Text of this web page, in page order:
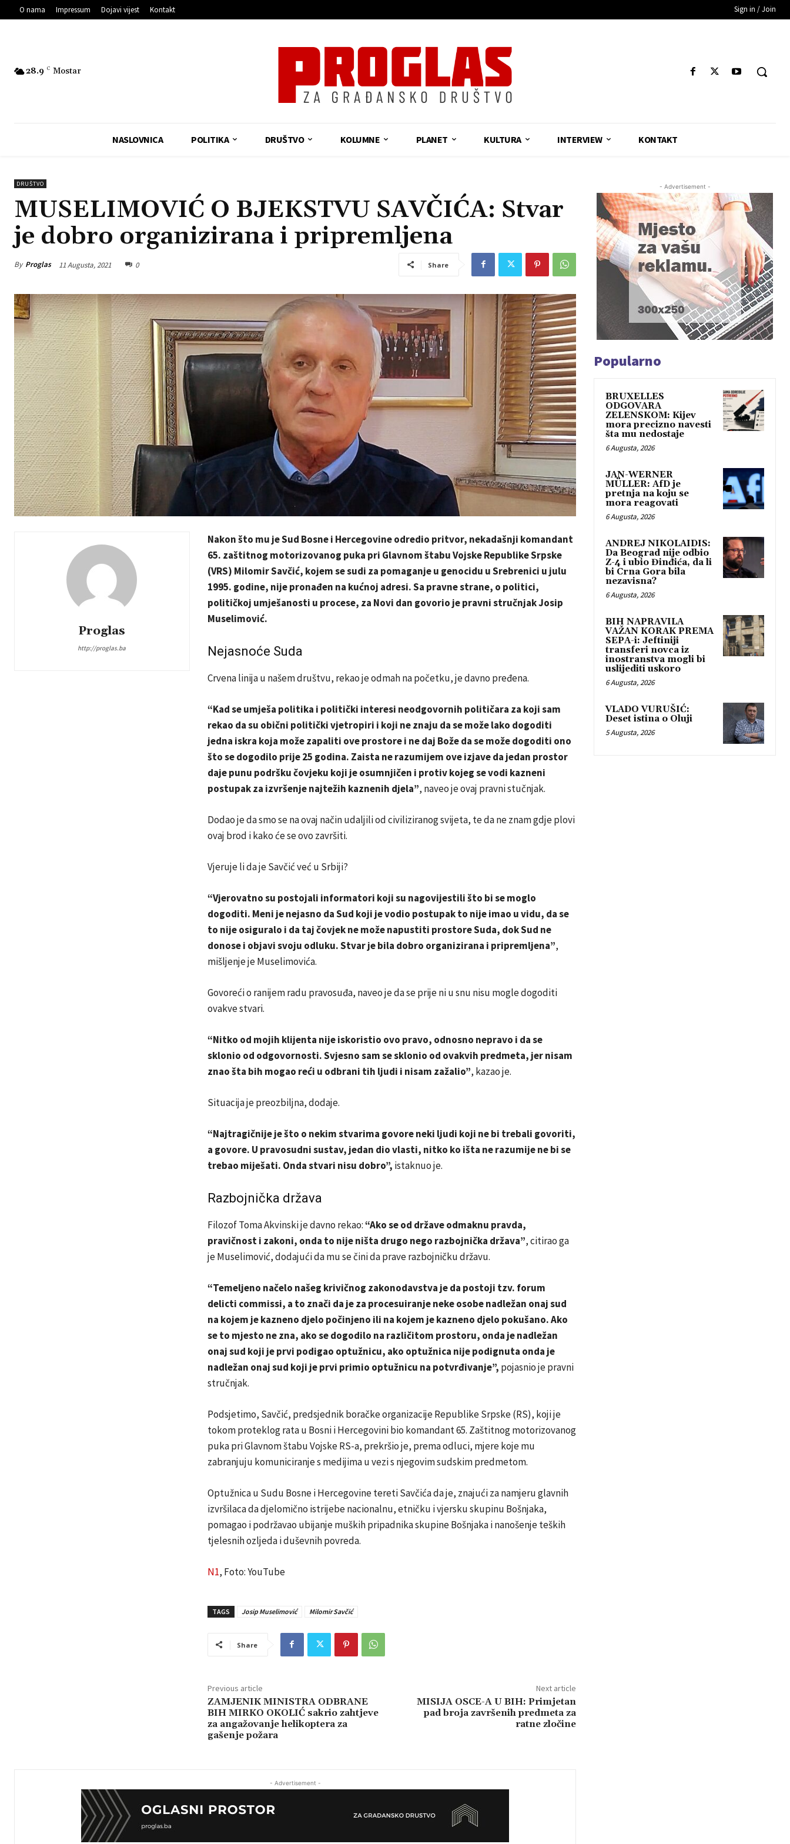
O nama Impressum Dojavi vijest Kontakt Sign in / Join
28.9 C Mostar
NASLOVNICA POLITIKA DRUŠTVO KOLUMNE PLANET KULTURA INTERVIEW KONTAKT
DRUŠTVO
MUSELIMOVIĆ O BJEKSTVU SAVČIĆA: Stvar
je dobro organizirana i pripremljena
By Proglas 11 Augusta, 2021 0 Share
Proglas
http://proglas.ba
Nakon što mu je Sud Bosne i Hercegovine odredio pritvor, nekadašnji komandant
65. zaštitnog motorizovanog puka pri Glavnom štabu Vojske Republike Srpske
(VRS) Milomir Savčić, kojem se sudi za pomaganje u genocidu u Srebrenici u julu
1995. godine, nije pronađen na kućnoj adresi. Sa pravne strane, o politici,
političkoj umješanosti u procese, za Novi dan govorio je pravni stručnjak Josip
Muselimović.
Nejasnoće Suda
Crvena linija u našem društvu, rekao je odmah na početku, je davno pređena.
“Kad se umješa politika i politički interesi neodgovornih političara za koji sam
rekao da su obični politički vjetropiri i koji ne znaju da se može lako dogoditi
jedna iskra koja može zapaliti ove prostore i ne daj Bože da se može dogoditi ono
što se dogodilo prije 25 godina. Zaista ne razumijem ove izjave da jedan prostor
daje punu podršku čovjeku koji je osumnjičen i protiv kojeg se vodi kazneni
postupak za izvršenje najtežih kaznenih djela”, naveo je ovaj pravni stučnjak.
Dodao je da smo se na ovaj način udaljili od civiliziranog svijeta, te da ne znam gdje plovi
ovaj brod i kako će se ovo završiti.
Vjeruje li da je Savčić već u Srbiji?
“Vjerovatno su postojali informatori koji su nagovijestili što bi se moglo
dogoditi. Meni je nejasno da Sud koji je vodio postupak to nije imao u vidu, da se
to nije osiguralo i da taj čovjek ne može napustiti prostore Suda, dok Sud ne
donose i objavi svoju odluku. Stvar je bila dobro organizirana i pripremljena”,
mišljenje je Muselimovića.
Govoreći o ranijem radu pravosuđa, naveo je da se prije ni u snu nisu mogle dogoditi
ovakve stvari.
“Nitko od mojih klijenta nije iskoristio ovo pravo, odnosno nepravo i da se
sklonio od odgovornosti. Svjesno sam se sklonio od ovakvih predmeta, jer nisam
znao šta bih mogao reći u odbrani tih ljudi i nisam zažalio”, kazao je.
Situacija je preozbiljna, dodaje.
“Najtragičnije je što o nekim stvarima govore neki ljudi koji ne bi trebali govoriti,
a govore. U pravosudni sustav, jedan dio vlasti, nitko ko išta ne razumije ne bi se
trebao miješati. Onda stvari nisu dobro”, istaknuo je.
Razbojnička država
Filozof Toma Akvinski je davno rekao:“Ako se od države odmaknu pravda,
pravičnost i zakoni, onda to nije ništa drugo nego razbojnička država”, citirao ga
je Muselimović, dodajući da mu se čini da prave razbojničku državu.
“Temeljeno načelo našeg krivičnog zakonodavstva je da postoji tzv. forum
delicti commissi, a to znači da je za procesuiranje neke osobe nadležan onaj sud
na kojem je kazneno djelo počinjeno ili na kojem je kazneno djelo pokušano. Ako
se to mjesto ne zna, ako se dogodilo na različitom prostoru, onda je nadležan
onaj sud koji je prvi podigao optužnicu, ako optužnica nije podignuta onda je
nadležan onaj sud koji je prvi primio optužnicu na potvrđivanje”, pojasnio je pravni
stručnjak.
Podsjetimo, Savčić, predsjednik boračke organizacije Republike Srpske (RS), koji je
tokom proteklog rata u Bosni i Hercegovini bio komandant 65. Zaštitnog motorizovanog
puka pri Glavnom štabu Vojske RS-a, prekršio je, prema odluci, mjere koje mu
zabranjuju komuniciranje s medijima u vezi s njegovim sudskim predmetom.
Optužnica u Sudu Bosne i Hercegovine tereti Savčića da je, znajući za namjeru glavnih
izvršilaca da djelomično istrijebe nacionalnu, etničku i vjersku skupinu Bošnjaka,
pomagao i podržavao ubijanje muških pripadnika skupine Bošnjaka i nanošenje teških
tjelesnih ozljeda i duševnih povreda.
N1, Foto: YouTube
TAGS Josip Muselimović Milomir Savčić
Share
Previous article
ZAMJENIK MINISTRA ODBRANE
BIH MIRKO OKOLIĆ sakrio zahtjeve
za angažovanje helikoptera za
gašenje požara
Next article
MISIJA OSCE-A U BIH: Primjetan
pad broja završenih predmeta za
ratne zločine
- Advertisement -
- Advertisement -
Popularno
BRUXELLES
ODGOVARA
ZELENSKOM: Kijev
mora precizno navesti
šta mu nedostaje
6 Augusta, 2026
JAN-WERNER
MÜLLER: AfD je
pretnja na koju se
mora reagovati
6 Augusta, 2026
ANDREJ NIKOLAIDIS:
Da Beograd nije odbio
Z-4 i ubio Đinđića, da li
bi Crna Gora bila
nezavisna?
6 Augusta, 2026
BIH NAPRAVILA
VAŽAN KORAK PREMA
SEPA-i: Jeftiniji
transferi novca iz
inostranstva mogli bi
uslijediti uskoro
6 Augusta, 2026
VLADO VURUŠIĆ:
Deset istina o Oluji
5 Augusta, 2026